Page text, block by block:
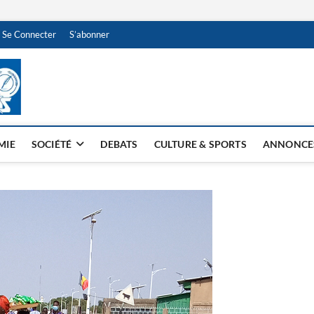
Se Connecter S’abonner
NDJAMENA HEBDO
SOCIÉTÉ DEBATS CULTURE & SPORTS